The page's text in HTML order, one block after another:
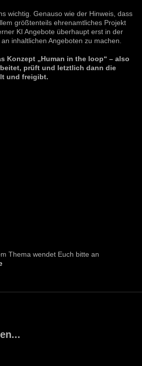
wichtig. Genauso wie der Hinweis, dass
größtenteils ehrenamtliches Projekt
KI Angebote überhaupt erst in der
inhaltlichen Angeboten zu machen.
Konzept „Human in the loop“ – also
prüft und letztlich dann die
und freigibt.
Thema wendet Euch bitte an